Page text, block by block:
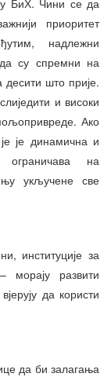
приоритет
надлежни
су спремни на
што прије.
и високи
Ако
је динамична и
на
укључене све
институције за
морају развити
да користи
да би залагања